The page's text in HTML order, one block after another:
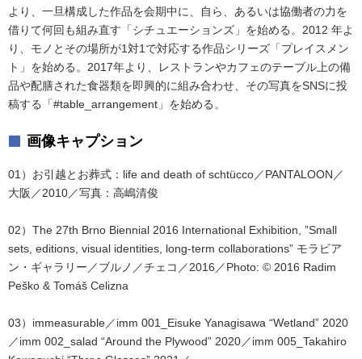
より、一旦構成した作品を会期中に、自ら、あるいは協働者の力を
借りて何回も組み直す「シチュエーションズ」を始める。2012 年よ
り、モノとその場所が1対1で対応する作品シリーズ「プレイスメン
ト」を始める。2017年より、レストランやカフェのテーブル上の備
品や配膳された食器類を即興的に組み合わせ、その写真をSNSに投
稿する「#table_arrangement」を始める。
画像キャプション
01）お引越とお葬式：life and death of schtücco／PANTALOON／
大阪／2010／写真：高嶋清俊
02）The 27th Brno Biennial 2016 International Exhibition, ”Small
sets, editions, visual identities, long-term collaborations” モラビア
ン・ギャラリー／ブルノ／チェコ／2016／Photo: © 2016 Radim
Peško & Tomáš Celizna
03）immeasurable／imm 001_Eisuke Yanagisawa “Wetland” 2020
／imm 002_salad “Around the Plywood” 2020／imm 005_Takahiro